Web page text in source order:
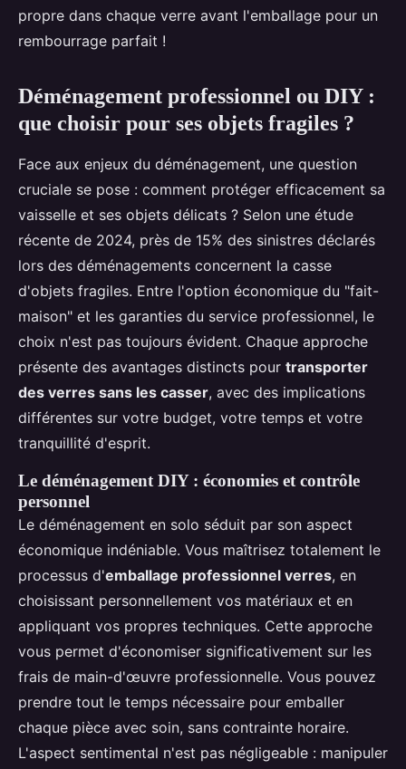
propre dans chaque verre avant l'emballage pour un
rembourrage parfait !
Déménagement professionnel ou DIY :
que choisir pour ses objets fragiles ?
Face aux enjeux du déménagement, une question
cruciale se pose : comment protéger efficacement sa
vaisselle et ses objets délicats ? Selon une étude
récente de 2024, près de 15% des sinistres déclarés
lors des déménagements concernent la casse
d'objets fragiles. Entre l'option économique du "fait-
maison" et les garanties du service professionnel, le
choix n'est pas toujours évident. Chaque approche
présente des avantages distincts pour transporter
des verres sans les casser, avec des implications
différentes sur votre budget, votre temps et votre
tranquillité d'esprit.
Le déménagement DIY : économies et contrôle
personnel
Le déménagement en solo séduit par son aspect
économique indéniable. Vous maîtrisez totalement le
processus d'emballage professionnel verres, en
choisissant personnellement vos matériaux et en
appliquant vos propres techniques. Cette approche
vous permet d'économiser significativement sur les
frais de main-d'œuvre professionnelle. Vous pouvez
prendre tout le temps nécessaire pour emballer
chaque pièce avec soin, sans contrainte horaire.
L'aspect sentimental n'est pas négligeable : manipuler